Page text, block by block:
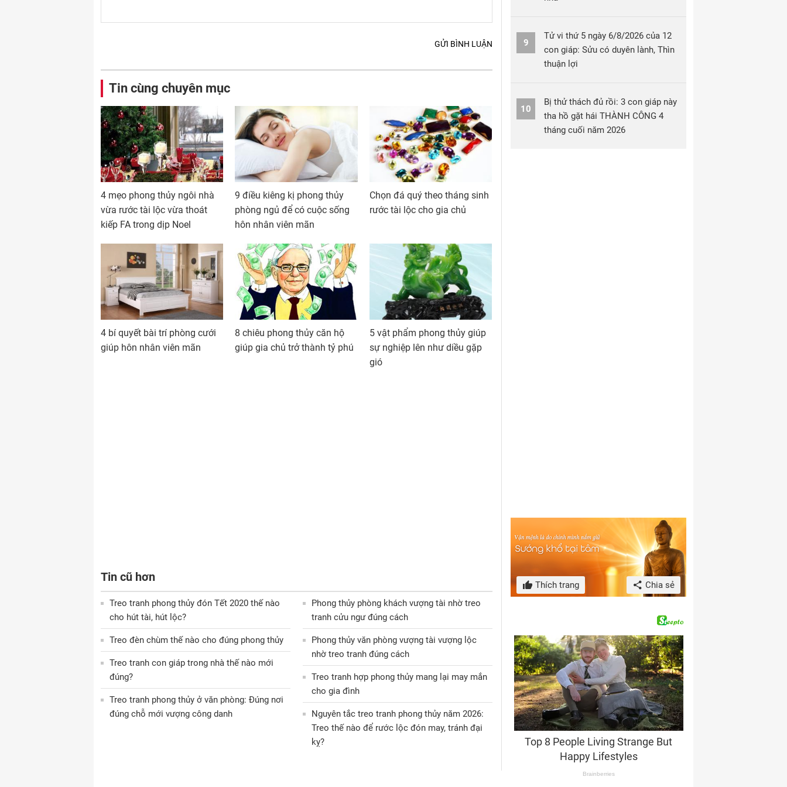
GỬI BÌNH LUẬN
Tin cùng chuyên mục
4 mẹo phong thủy ngôi nhà
vừa rước tài lộc vừa thoát
kiếp FA trong dịp Noel
9 điều kiêng kị phong thủy
phòng ngủ để có cuộc sống
hôn nhân viên mãn
Chọn đá quý theo tháng sinh
rước tài lộc cho gia chủ
4 bí quyết bài trí phòng cưới
giúp hôn nhân viên mãn
8 chiêu phong thủy căn hộ
giúp gia chủ trở thành tỷ phú
5 vật phẩm phong thủy giúp
sự nghiệp lên như diều gặp
gió
Tin cũ hơn
Treo tranh phong thủy đón Tết 2020 thế nào
cho hút tài, hút lộc?
Treo đèn chùm thế nào cho đúng phong thủy
Treo tranh con giáp trong nhà thế nào mới
đúng?
Treo tranh phong thủy ở văn phòng: Đúng nơi
đúng chỗ mới vượng công danh
Phong thủy phòng khách vượng tài nhờ treo
tranh cửu ngư đúng cách
Phong thủy văn phòng vượng tài vượng lộc
nhờ treo tranh đúng cách
Treo tranh hợp phong thủy mang lại may mắn
cho gia đình
Nguyên tắc treo tranh phong thủy năm 2026:
Treo thế nào để rước lộc đón may, tránh đại
kỵ?
9
Tử vi thứ 5 ngày 6/8/2026 của 12
con giáp: Sửu có duyên lành, Thìn
thuận lợi
10
Bị thử thách đủ rồi: 3 con giáp này
tha hồ gặt hái THÀNH CÔNG 4
tháng cuối năm 2026
Thích trang Chia sẻ